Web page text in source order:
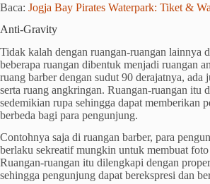
Baca: Jogja Bay Pirates Waterpark: Tiket &
Anti-Gravity
Tidak kalah dengan ruangan-ruangan lainnya
beberapa ruangan dibentuk menjadi ruangan
ruang barber dengan sudut 90 derajatnya, ada
serta ruang angkringan. Ruangan-ruangan itu
sedemikian rupa sehingga dapat memberikan
berbeda bagi para pengunjung.
Contohnya saja di ruangan barber, para
berlaku sekreatif mungkin untuk membuat
Ruangan-ruangan itu dilengkapi dengan
sehingga pengunjung dapat berekspresi dan